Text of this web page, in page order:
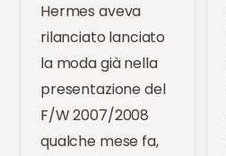
Hermes aveva
rilanciato lanciato
la moda già nella
presentazione del
F/W 2007/2008
qualche mese fa,